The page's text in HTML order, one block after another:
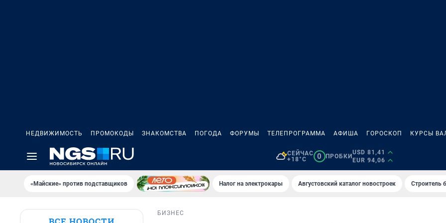
НЕДВИЖИМОСТЬ ПРОМОКОДЫ ЗНАКОМСТВА ПОГОДА ФОРУМЫ ТЕЛЕПРОГРАММА АФИША ГОРОСКОП КУРСЫ
СЕЙЧАС
+18°C
0 ПРОБКИ
USD 81,41
EUR 94,06
«Майские» против подставщиков Налог на электрокары Августовский каталог новостроек Строитель
БИЗНЕС